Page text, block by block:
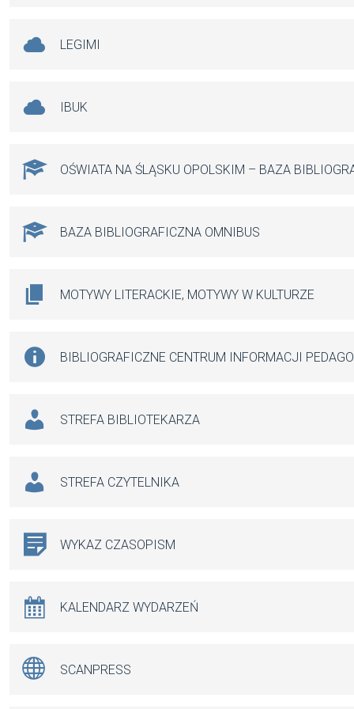
LEGIMI
IBUK
OŚWIATA NA ŚLĄSKU OPOLSKIM – BAZA
BAZA BIBLIOGRAFICZNA OMNIBUS
MOTYWY LITERACKIE, MOTYWY W KULTURZE
BIBLIOGRAFICZNE CENTRUM INFORMACJI
STREFA BIBLIOTEKARZA
STREFA CZYTELNIKA
WYKAZ CZASOPISM
KALENDARZ WYDARZEŃ
SCANPRESS